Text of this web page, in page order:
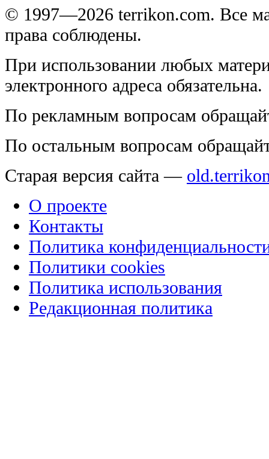
© 1997—2026 terrikon.com. Все
права соблюдены.
При использовании любых
электронного адреса обязательна.
По рекламным вопросам
По остальным вопросам
Старая версия сайта —
О проекте
Контакты
Политика
Политики cookies
Политика использования
Редакционная политика